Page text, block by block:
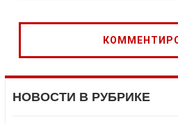
НОВОСТИ В РУБРИКЕ